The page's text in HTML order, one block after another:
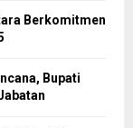
Berkomitmen
Bupati